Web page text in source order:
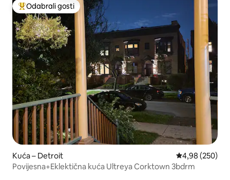
Među najviše rangiranima s oznakom „Odabrali gosti”
Odabrali gosti
Kuća – Detroit Prosječna
4,98 (250)
Povijesna+Eklektična kuća Ultreya Corktown 3bdrm